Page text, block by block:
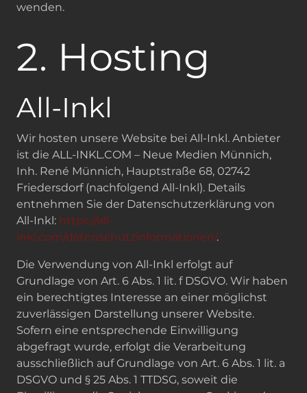
wenden.
2. Hosting
All-Inkl
Wir hosten unsere Website bei All-Inkl. Anbieter
ist die ALL-INKL.COM – Neue Medien Münnich,
Inh. René Münnich, Hauptstraße 68, 02742
Friedersdorf (nachfolgend All-Inkl). Details
entnehmen Sie der Datenschutzerklärung von
All-Inkl: https://all-
inkl.com/datenschutzinformationen/.
Die Verwendung von All-Inkl erfolgt auf
Grundlage von Art. 6 Abs. 1 lit. f DSGVO. Wir haben
ein berechtigtes Interesse an einer möglichst
zuverlässigen Darstellung unserer Website.
Sofern eine entsprechende Einwilligung
abgefragt wurde, erfolgt die Verarbeitung
ausschließlich auf Grundlage von Art. 6 Abs. 1 lit. a
DSGVO und § 25 Abs. 1 TTDSG, soweit die